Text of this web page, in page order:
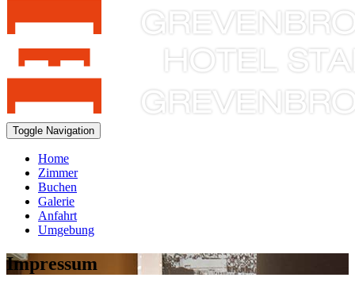
Toggle Navigation
Home
Zimmer
Buchen
Galerie
Anfahrt
Umgebung
Impressum